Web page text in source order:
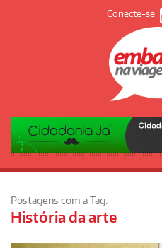
Conecte-se
Postagens com a Tag:
História da arte